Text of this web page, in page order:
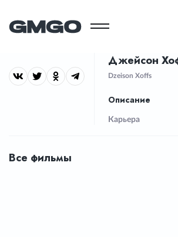
Джейсон
Dzeison Xoffs
Описание
Карьера
Все фильмы